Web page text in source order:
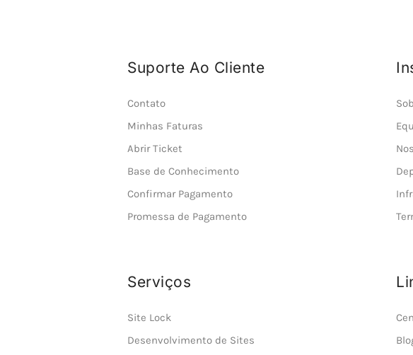
Suporte Ao Cliente
Contato
Minhas Faturas
Abrir Ticket
Base de Conhecimento
Confirmar Pagamento
Promessa de Pagamento
Serviços
Site Lock
Desenvolvimento de Sites